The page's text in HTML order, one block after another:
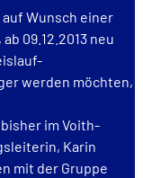
Wunsch einer
09.12.2013 neu
werden möchten,
im Voith-
Karin
mit der Gruppe